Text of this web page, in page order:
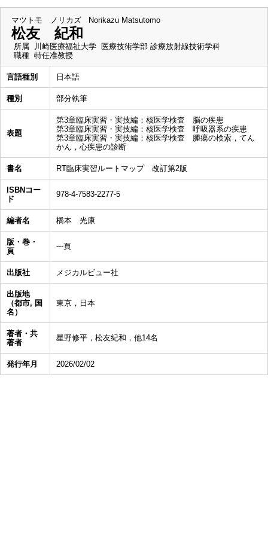
マツトモ ノリカズ Norikazu Matsutomo
松友 紀和
所属
川崎医療福祉大学 医療技術学部 診療放射線技術学科
職種 特任准教授
言語種別 日本語
種別 部分執筆
表題
第3章臨床実習・実技編：核医学検査 脳の疾患
第3章臨床実習・実技編：核医学検査 呼吸器系の疾患
第3章臨床実習・実技編：核医学検査 腫瘍の検索，てん
かん，心疾患の診断
書名 RT臨床実習ルートマップ 改訂第2版
ISBNコー
ド
978-4-7583-2277-5
編者名 橋本 光康
版・巻・
頁
---頁
出版社 メジカルビュー社
出版地
（都市, 国
名）
東京，日本
著者・共
著者
星野修平，松友紀和，他14名
発行年月 2026/02/02